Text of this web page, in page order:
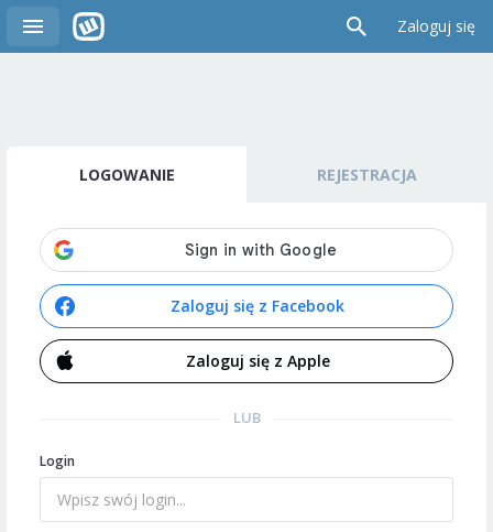
Zaloguj się
LOGOWANIE REJESTRACJA
Zaloguj się z Facebook
Zaloguj się z Apple
LUB
Login